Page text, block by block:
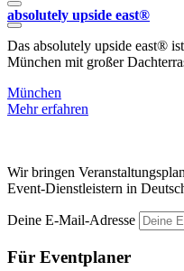
absolutely upside east®
Das absolutely upside east®
München mit großer
München
Mehr erfahren
Wir bringen
Event-Dienstleistern in
Deine E-Mail-Adresse
Für Eventplaner